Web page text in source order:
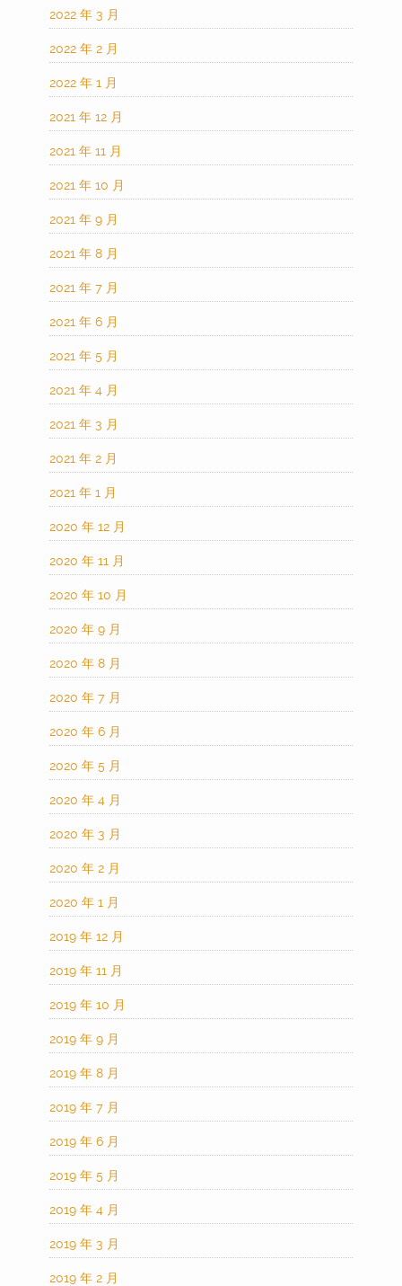
2022 年 3 月
2022 年 2 月
2022 年 1 月
2021 年 12 月
2021 年 11 月
2021 年 10 月
2021 年 9 月
2021 年 8 月
2021 年 7 月
2021 年 6 月
2021 年 5 月
2021 年 4 月
2021 年 3 月
2021 年 2 月
2021 年 1 月
2020 年 12 月
2020 年 11 月
2020 年 10 月
2020 年 9 月
2020 年 8 月
2020 年 7 月
2020 年 6 月
2020 年 5 月
2020 年 4 月
2020 年 3 月
2020 年 2 月
2020 年 1 月
2019 年 12 月
2019 年 11 月
2019 年 10 月
2019 年 9 月
2019 年 8 月
2019 年 7 月
2019 年 6 月
2019 年 5 月
2019 年 4 月
2019 年 3 月
2019 年 2 月